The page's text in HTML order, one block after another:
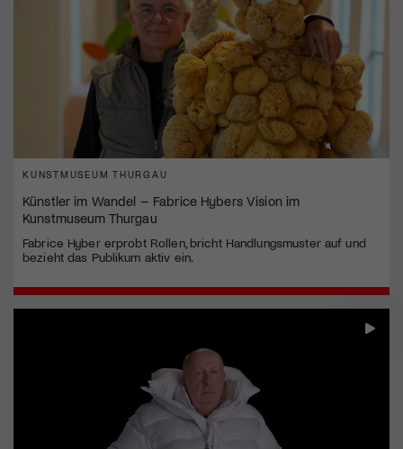
KUNSTMUSEUM THURGAU
Künstler im Wandel – Fabrice Hybers Vision im
Kunstmuseum Thurgau
Fabrice Hyber erprobt Rollen, bricht Handlungsmuster auf und
bezieht das Publikum aktiv ein.